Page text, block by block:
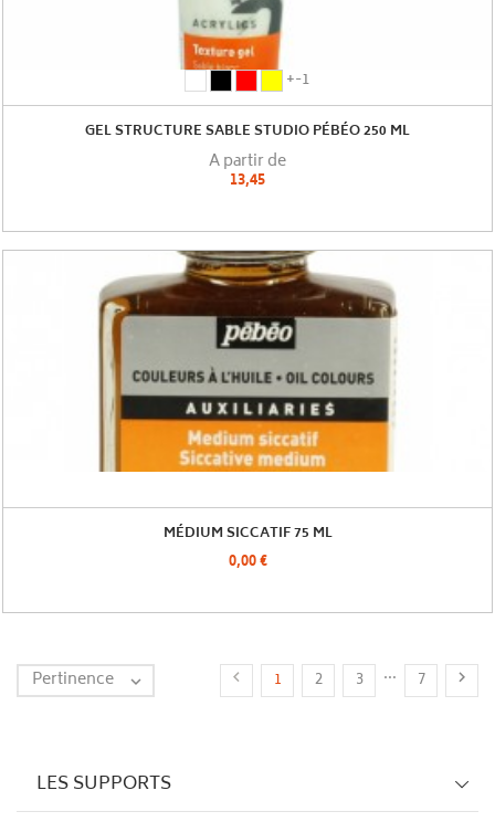
LES SUPPORTS
blanc
(5)
noirrouge
(1)
jaune
(2)
+-1
GEL STRUCTURE SABLE STUDIO PÉBÉO 250 ML
A partir de
13,45
MÉDIUM SICCATIF 75 ML
0,00 €
Pertinence   1 2 3 … 7 